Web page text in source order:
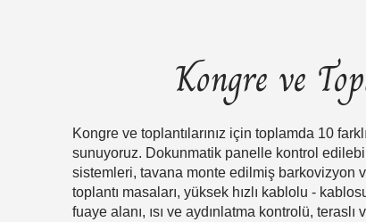
Kongre ve
Kongre ve toplantılarınız için toplamda 10
sunuyoruz. Dokunmatik panelle kontrol
sistemleri, tavana monte edilmiş barkovizyon
toplantı masaları, yüksek hızlı kablolu -
fuaye alanı, ısı ve aydınlatma kontrolü,